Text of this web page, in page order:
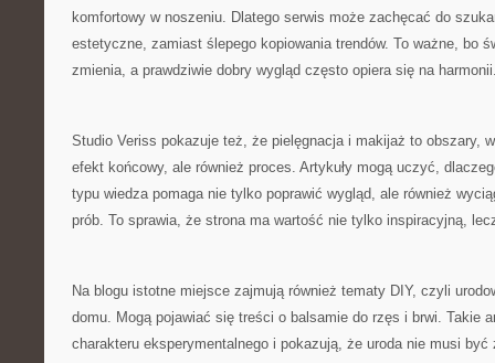
komfortowy w noszeniu. Dlatego serwis może zachęcać do
estetyczne, zamiast ślepego kopiowania trendów. To ważne, bo
zmienia, a prawdziwie dobry wygląd często opiera się na
Studio Veriss pokazuje też, że pielęgnacja i makijaż to obszary,
efekt końcowy, ale również proces. Artykuły mogą uczyć,
typu wiedza pomaga nie tylko poprawić wygląd, ale również
prób. To sprawia, że strona ma wartość nie tylko inspiracyjną,
Na blogu istotne miejsce zajmują również tematy DIY, czyli
domu. Mogą pojawiać się treści o balsamie do rzęs i brwi. Takie
charakteru eksperymentalnego i pokazują, że uroda nie musi być